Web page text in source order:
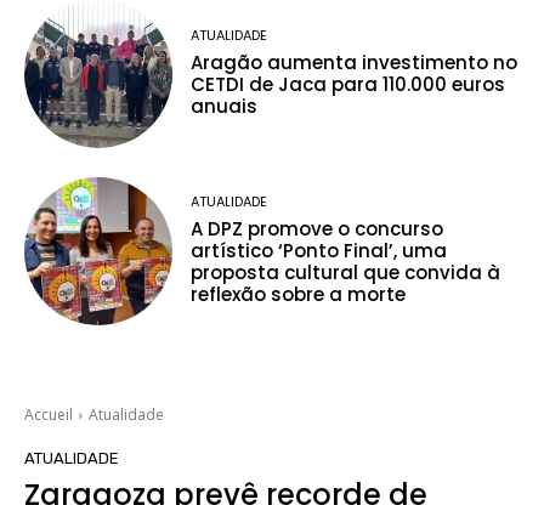
ATUALIDADE
Aragão aumenta investimento no
CETDI de Jaca para 110.000 euros
anuais
ATUALIDADE
A DPZ promove o concurso
artístico ‘Ponto Final’, uma
proposta cultural que convida à
reflexão sobre a morte